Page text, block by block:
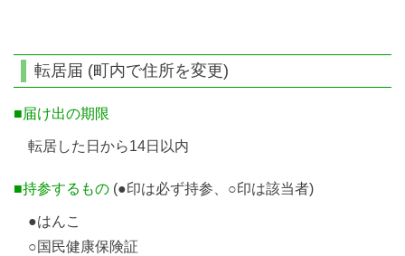
転居届 (町内で住所を変更)
■届け出の期限
転居した日から14日以内
■持参するもの (●印は必ず持参、○印は該当者)
●はんこ
○国民健康保険証